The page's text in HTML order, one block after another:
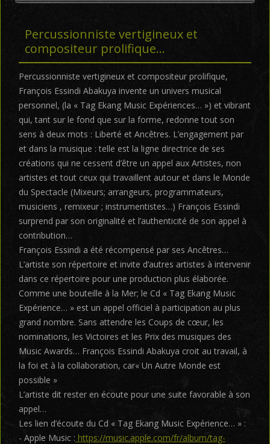
Percussionniste vertigineux et
compositeur prolifique…
Percussionniste vertigineux et compositeur prolifique,
François Essindi Abakuya invente un univers musical
personnel, (la « Tag Ekang Music Expériences… ») et vibrant
qui, tant sur le fond que sur la forme, redonne tout son
sens à deux mots : Liberté et Ancêtres. L’engagement par
et dans la musique : telle est la ligne directrice de ses
créations qui ne cessent d’être un appel aux Artistes, non
artistes et tout ceux qui travaillent autour et dans le Monde
du Spectacle (Mixeurs; arrangeurs, programmateurs,
musiciens , remixeur ; instrumentistes…) François Essindi
surprend par son originalité et l’authenticité de son appel à
contribution…
François Essindi a été récompensé par ses Ancêtres…
L’artiste son répertoire et invite d’autres artistes à intervenir
dans ce répertoire pour une production plus élaborée.
Comme une bouteille à la Mer; le Cd « Tag Ekang Music
Expérience… » est un appel officiel à participation au plus
grand nombre. Sans attendre les Coups de cœur, les
nominations, les Victoires et les Prix des musiques des
Music Awards… François Essindi Abakuya croit au travail, à
la foi et à la collaboration, car« Un Autre Monde est
possible »
L’artiste dit rester en écoute pour une suite favorable à son
appel…
Les lien d’écoute du Cd « Tag Ekang Music Expérience… » :
- Apple Music : https://music.apple.com/fr/album/tag-